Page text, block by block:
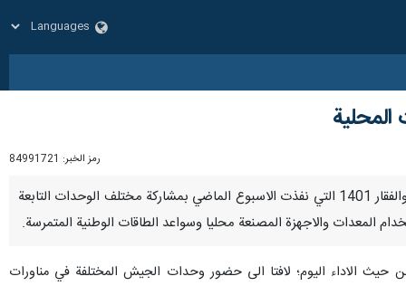
رمز الخبر: 84991721
طهران / 7 كانون الثاني/ يناير / ارنا- اعلن قائد القوة البرية للجيش الايراني "العميد كيومرث حيدري"، ان مناورات ذوالفقار 1401 التي نفذت الاسبوع الماضي بمشاركة مختلف الوحدات التابعة
والاجهزة المصنعة محليا وسواعد الطاقات الوطنية المتمرسة.
الاداء اليوم؛ لافتا الى حضور وحدات الجيش المختلفة في مناورات